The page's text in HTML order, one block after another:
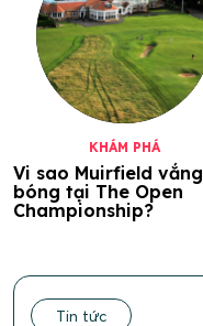
KHÁM PHÁ
Vi sao Muirfield vắng
bóng tại The Open
Championship?
Tin tức